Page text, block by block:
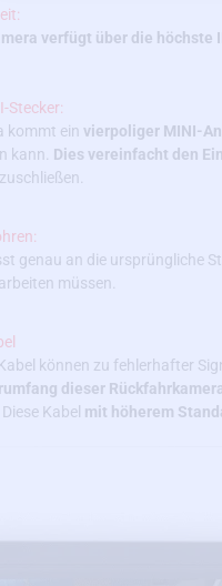
verfügt über die höchste
Stecker:
kommt ein vierpoliger MINI-
kann. Dies vereinfacht den
genau an die ursprüngliche
müssen.
können zu fehlerhafter
dieser
Kabel mit höherem